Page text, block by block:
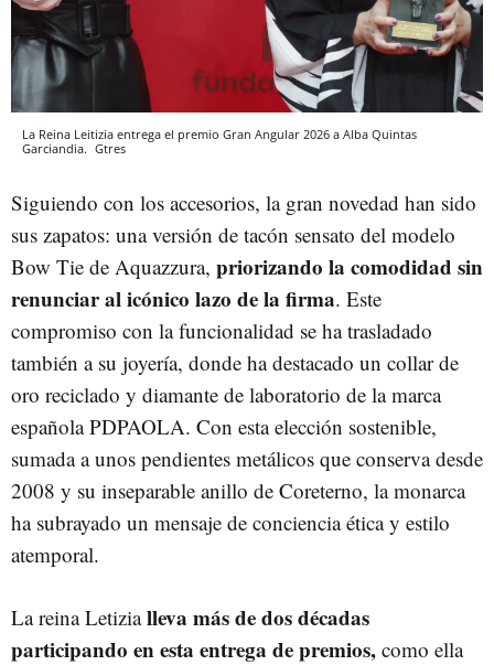
La Reina Leitizia entrega el premio Gran Angular 2026 a Alba Quintas
Garciandia. Gtres
Siguiendo con los accesorios, la gran novedad han sido
sus zapatos: una versión de tacón sensato del modelo
Bow Tie de Aquazzura, priorizando la comodidad sin
renunciar al icónico lazo de la firma. Este
compromiso con la funcionalidad se ha trasladado
también a su joyería, donde ha destacado un collar de
oro reciclado y diamante de laboratorio de la marca
española PDPAOLA. Con esta elección sostenible,
sumada a unos pendientes metálicos que conserva desde
2008 y su inseparable anillo de Coreterno, la monarca
ha subrayado un mensaje de conciencia ética y estilo
atemporal.
La reina Letizialleva más de dos décadas
participando en esta entrega de premios, como ella